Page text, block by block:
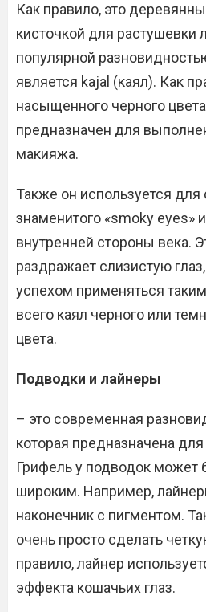
Как правило, это
кисточкой для растушевки
популярной
является kajal (каял). Как
насыщенного черного
предназначен для
макияжа.
Также он используется для
знаменитого «smoky eyes»
внутренней стороны века.
раздражает слизистую
успехом применяться
всего каял черного или
цвета.
Подводки и лайнеры
– это современная
которая предназначена
Грифель у подводок может
широким. Например,
наконечник с пигментом.
очень просто сделать
правило, лайнер
эффекта кошачьих глаз.